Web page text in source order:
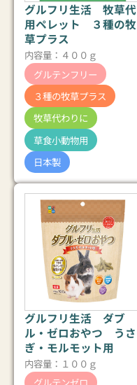
グルフリ生活 牧草代
用ペレット ３種の牧
草プラス
内容量：４００ｇ
グルテンフリー
３種の牧草プラス
牧草代わりに
草食小動物用
日本製
グルフリ生活 ダブ
ル・ゼロおやつ うさ
ぎ・モルモット用
内容量：１００ｇ